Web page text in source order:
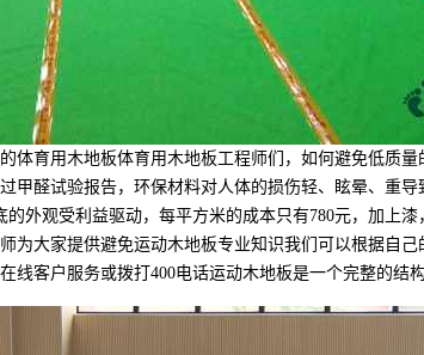
育用木地板体育用木地板工程师们，如何避免低质量
甲醛试验报告，环保材料对人体的损伤轻、眩晕、重
外观受利益驱动，每平方米的成本只有780元，加上
为大家提供避免运动木地板专业知识我们可以根据自
客户服务或拨打400电话运动木地板是一个完整的结